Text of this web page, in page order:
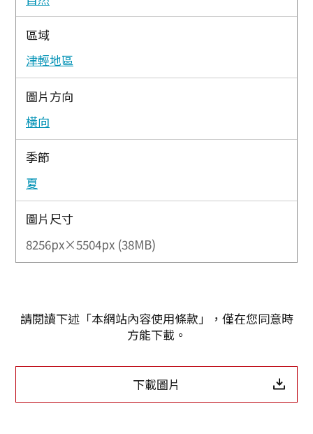
區域
津輕地區
圖片方向
橫向
季節
夏
圖片尺寸
8256px×5504px (38MB)
請閱讀下述「本網站內容使用條款」，僅在您同意時
方能下載。
下載圖片